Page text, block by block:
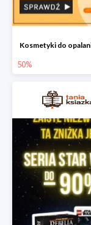
Kosmetyki do
50%